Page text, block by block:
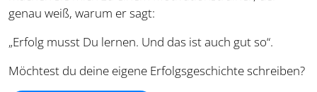
genau weiß, warum er sagt:
„Erfolg musst Du lernen. Und das ist auch gut so“.
Möchtest du deine eigene Erfolgsgeschichte schreiben?